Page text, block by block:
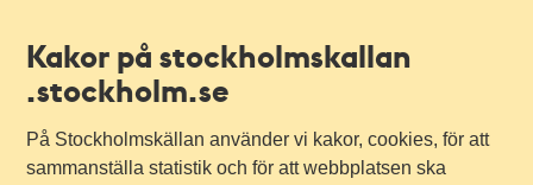
Kakor på stockholmskallan
.stockholm.se
På Stockholmskällan använder vi kakor, cookies, för att
sammanställa statistik och för att webbplatsen ska